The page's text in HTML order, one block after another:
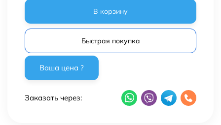
В корзину
Быстрая покупка
Заказать через: